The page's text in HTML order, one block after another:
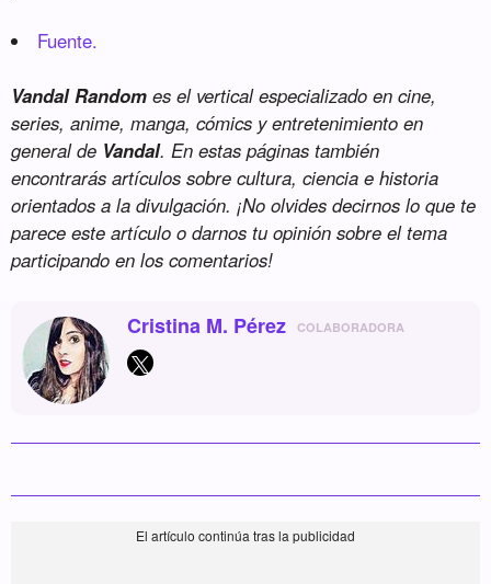
Fuente.
Vandal Random es el vertical especializado en cine,
series, anime, manga, cómics y entretenimiento en
general de Vandal. En estas páginas también
encontrarás artículos sobre cultura, ciencia e historia
orientados a la divulgación. ¡No olvides decirnos lo que te
parece este artículo o darnos tu opinión sobre el tema
participando en los comentarios!
Cristina M. Pérez COLABORADORA